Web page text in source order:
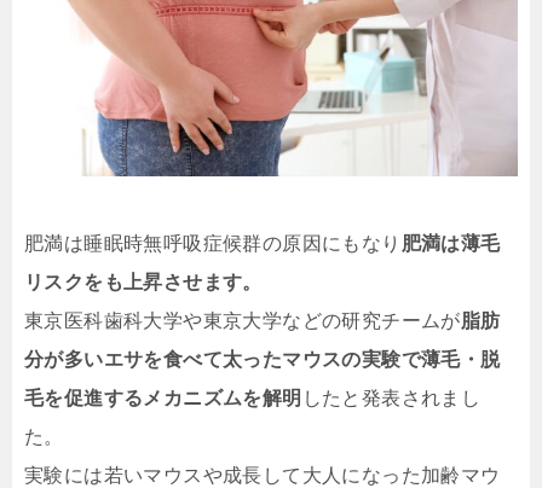
肥満は睡眠時無呼吸症候群の原因にもなり 肥満は薄毛
リスクをも上昇させます。
東京医科歯科大学や東京大学などの研究チームが脂肪
分が多いエサを食べて太ったマウスの実験で薄毛・脱
毛を促進するメカニズムを解明 したと発表されまし
た。
実験には若いマウスや成長して大人になった加齢マウ